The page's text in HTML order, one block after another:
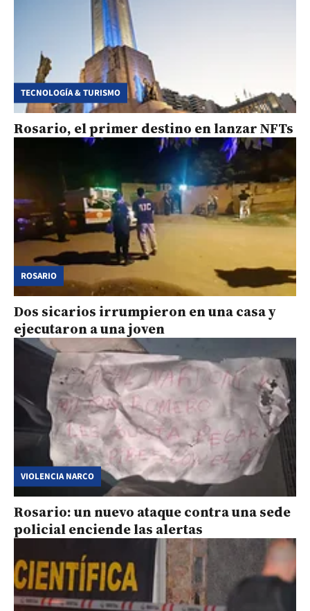
TECNOLOGÍA & TURISMO
Rosario, el primer destino en lanzar NFTs
ROSARIO
Dos sicarios irrumpieron en una casa y
ejecutaron a una joven
VIOLENCIA NARCO
Rosario: un nuevo ataque contra una sede
policial enciende las alertas